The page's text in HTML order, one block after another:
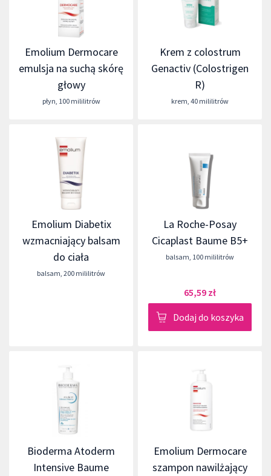
Emolium Dermocare
emulsja na suchą skórę
głowy
płyn, 100 mililitrów
Krem z colostrum
Genactiv (Colostrigen
R)
krem, 40 mililitrów
Emolium Diabetix
wzmacniający balsam
do ciała
balsam, 200 mililitrów
La Roche-Posay
Cicaplast Baume B5+
balsam, 100 mililitrów
65,59 zł
Dodaj do koszyka
Bioderma Atoderm
Intensive Baume
Emolium Dermocare
szampon nawilżający